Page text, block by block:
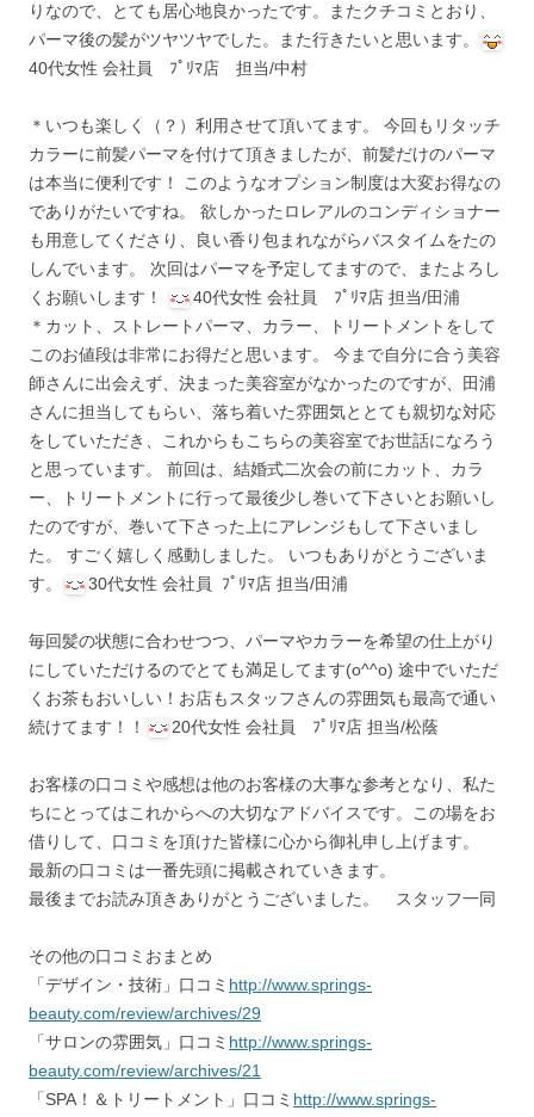
りなので、とても居心地良かったです。またクチコミとおり、
パーマ後の髪がツヤツヤでした。また行きたいと思います。
40代女性 会社員 ﾌﾟﾘﾏ店 担当/中村
＊いつも楽しく（？）利用させて頂いてます。 今回もリタッチ
カラーに前髪パーマを付けて頂きましたが、前髪だけのパーマ
は本当に便利です！ このようなオプション制度は大変お得なの
でありがたいですね。 欲しかったロレアルのコンディショナー
も用意してくださり、良い香り包まれながらバスタイムをたの
しんでいます。 次回はパーマを予定してますので、またよろし
くお願いします！
40代女性 会社員 ﾌﾟﾘﾏ店 担当/田浦
＊カット、ストレートパーマ、カラー、トリートメントをして
このお値段は非常にお得だと思います。 今まで自分に合う美容
師さんに出会えず、決まった美容室がなかったのですが、田浦
さんに担当してもらい、落ち着いた雰囲気ととても親切な対応
をしていただき、これからもこちらの美容室でお世話になろう
と思っています。 前回は、結婚式二次会の前にカット、カラ
ー、トリートメントに行って最後少し巻いて下さいとお願いし
たのですが、巻いて下さった上にアレンジもして下さいまし
た。 すごく嬉しく感動しました。 いつもありがとうございま
す。
30代女性 会社員 ﾌﾟﾘﾏ店 担当/田浦
毎回髪の状態に合わせつつ、パーマやカラーを希望の仕上がり
にしていただけるのでとても満足してます(o^^o) 途中でいただ
くお茶もおいしい！お店もスタッフさんの雰囲気も最高で通い
続けてます！！
20代女性 会社員 ﾌﾟﾘﾏ店 担当/松蔭
お客様の口コミや感想は他のお客様の大事な参考となり、私た
ちにとってはこれからへの大切なアドバイスです。この場をお
借りして、口コミを頂けた皆様に心から御礼申し上げます。
最新の口コミは一番先頭に掲載されていきます。
最後までお読み頂きありがとうございました。 スタッフ一同
その他の口コミおまとめ
「デザイン・技術」口コミ http://www.springs-
beauty.com/review/archives/29
「サロンの雰囲気」口コミ http://www.springs-
beauty.com/review/archives/21
「SPA！＆トリートメント」口コミ http://www.springs-